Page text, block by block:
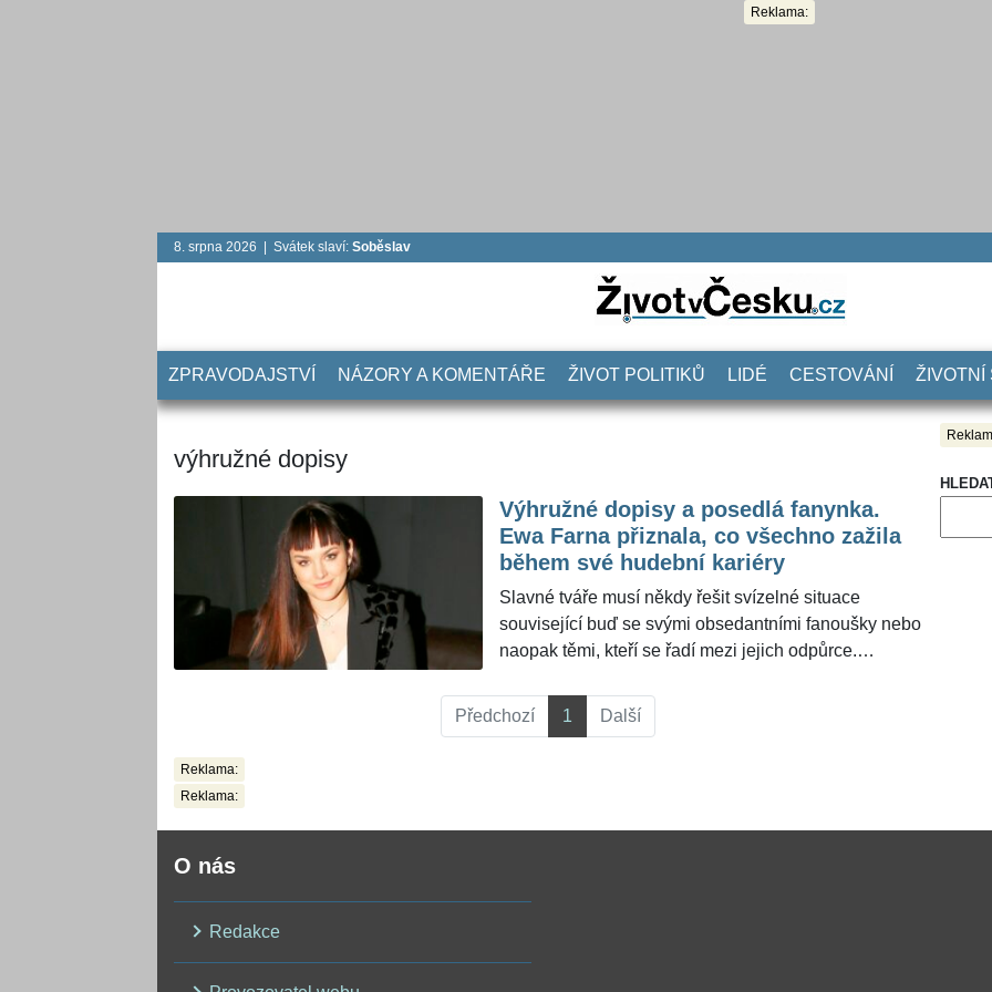
Reklama:
8. srpna 2026 | Svátek slaví: Soběslav
ZPRAVODAJSTVÍ NÁZORY A KOMENTÁŘE ŽIVOT POLITIKŮ LIDÉ CESTOVÁNÍ ŽIVOTNÍ
výhružné dopisy
Výhružné dopisy a posedlá fanynka.
Ewa Farna přiznala, co všechno zažila
během své hudební kariéry
Slavné tváře musí někdy řešit svízelné situace
související buď se svými obsedantními fanoušky nebo
naopak těmi, kteří se řadí mezi jejich odpůrce.
ale i zahraniční hudební scéně dlouhé roky a sama
Předchozí 1 Další
Reklama:
Reklama:
O nás
Redakce